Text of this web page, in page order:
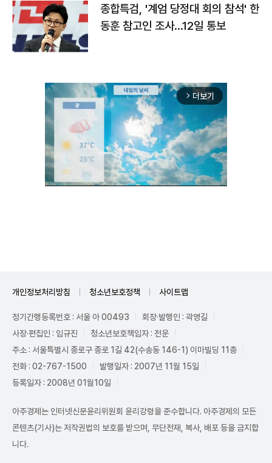
종합특검, '계엄 당정대 회의 참석' 한
동훈 참고인 조사...12일 통보
arrow_forward_ios 더보기
개인정보처리방침 청소년보호정책 사이트맵
정기간행등록번호 : 서울 아 00493
회장·발행인 : 곽영길
사장·편집인 : 임규진
청소년보호책임자 : 전운
주소 : 서울특별시 종로구 종로 1길 42(수송동 146-1) 이마빌딩 11층
전화 : 02-767-1500
발행일자 : 2007년 11월 15일
등록일자 : 2008년 01월10일
아주경제는 인터넷신문윤리위원회 윤리강령을 준수합니다. 아주경제의 모든
콘텐츠(기사)는 저작권법의 보호를 받으며, 무단전재, 복사, 배포 등을 금지합
니다.